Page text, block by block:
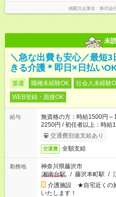
掲載元企業名 株式会
未
＼急な出費も安心／最短
きる介護＊即日×日払い
派遣 職種未経験OK 社会人未経験
WEB登録・面接OK
給与
無資格の方：時給1500円
2250円 / 初任者以上：
日収例：1万2000円（時給
交通費別途支給あり
交通費 全額支給
勤務地
神奈川県藤沢市
湘南台駅
/ 藤沢本町駅 /
介護施設 ★自宅近くの
いたします！